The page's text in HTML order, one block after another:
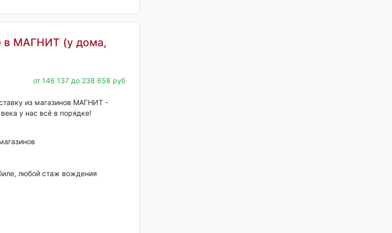
в МАГНИТ (у дома,
от 146 137 до 238 658 руб
из магазинов МАГНИТ -
у нac всё в порядкe!
любой стаж вождения